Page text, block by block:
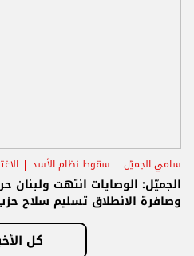
سامي الجميّل سقوط نظام الأسد
الجميّل: الوصايات انتهت
وصافرة الانطلاق تسليم سلاح
كل